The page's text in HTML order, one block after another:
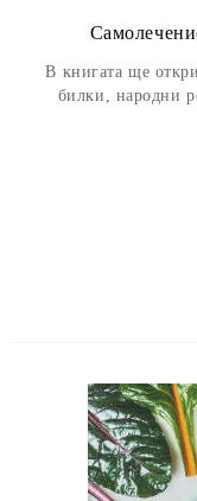
В книгата ще
билки, народни